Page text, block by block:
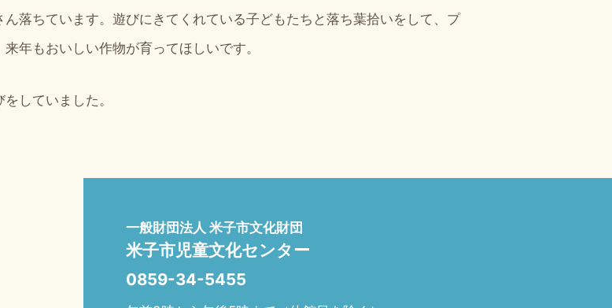
落ちています。遊びにきてくれている子どもたちと落ち葉拾いをして、プ
年もおいしい作物が育ってほしいです。
していました。
一般財団法人 米子市文化財団
米子市児童文化センター
0859-34-5455